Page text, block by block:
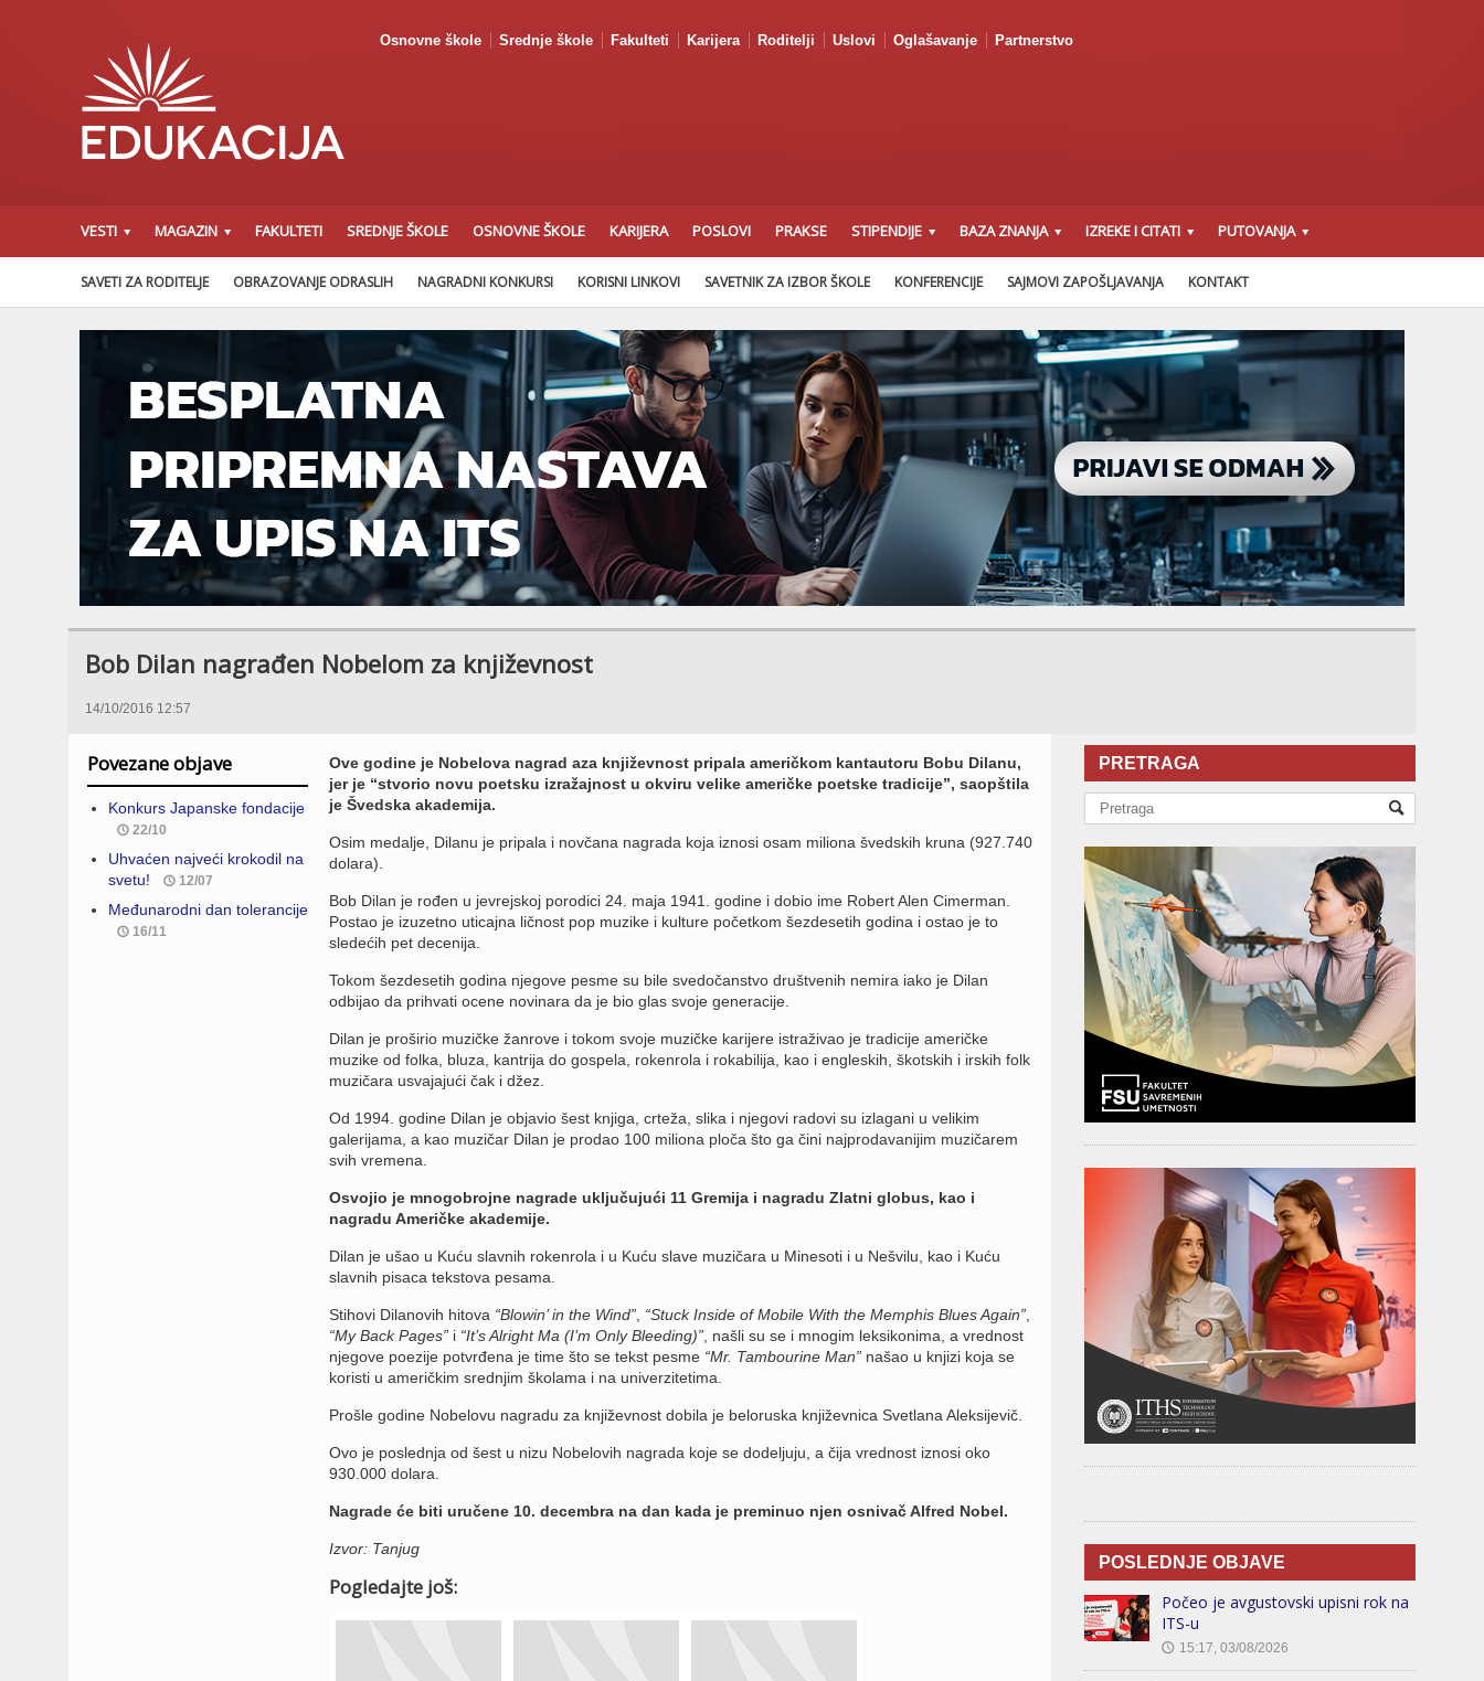
Osnovne škole Srednje škole Fakulteti Karijera Roditelji Uslovi Oglašavanje Partnerstvo
VESTI MAGAZIN FAKULTETI SREDNJE ŠKOLE OSNOVNE ŠKOLE KARIJERA POSLOVI PRAKSE STIPENDIJE BAZA ZNANJA IZREKE I CITATI PUTOVANJA
SAVETI ZA RODITELJE OBRAZOVANJE ODRASLIH NAGRADNI KONKURSI KORISNI LINKOVI SAVETNIK ZA IZBOR ŠKOLE KONFERENCIJE SAJMOVI ZAPOŠLJAVANJA KONTAKT
Bob Dilan nagrađen Nobelom za književnost
14/10/2016 12:57
Povezane objave
Konkurs Japanske fondacije
22/10
Uhvaćen najveći krokodil na
svetu!
12/07
Međunarodni dan tolerancije
16/11
Ove godine je Nobelova nagrad aza književnost pripala američkom kantautoru Bobu Dilanu,
jer je “stvorio novu poetsku izražajnost u okviru velike američke poetske tradicije”, saopštila
je Švedska akademija.
Osim medalje, Dilanu je pripala i novčana nagrada koja iznosi osam miliona švedskih kruna (927.740
dolara).
Bob Dilan je rođen u jevrejskoj porodici 24. maja 1941. godine i dobio ime Robert Alen Cimerman.
Postao je izuzetno uticajna ličnost pop muzike i kulture početkom šezdesetih godina i ostao je to
sledećih pet decenija.
Tokom šezdesetih godina njegove pesme su bile svedočanstvo društvenih nemira iako je Dilan
odbijao da prihvati ocene novinara da je bio glas svoje generacije.
Dilan je proširio muzičke žanrove i tokom svoje muzičke karijere istraživao je tradicije američke
muzike od folka, bluza, kantrija do gospela, rokenrola i rokabilija, kao i engleskih, škotskih i irskih folk
muzičara usvajajući čak i džez.
Od 1994. godine Dilan je objavio šest knjiga, crteža, slika i njegovi radovi su izlagani u velikim
galerijama, a kao muzičar Dilan je prodao 100 miliona ploča što ga čini najprodavanijim muzičarem
svih vremena.
Osvojio je mnogobrojne nagrade uključujući 11 Gremija i nagradu Zlatni globus, kao i
nagradu Američke akademije.
Dilan je ušao u Kuću slavnih rokenrola i u Kuću slave muzičara u Minesoti i u Nešvilu, kao i Kuću
slavnih pisaca tekstova pesama.
Stihovi Dilanovih hitova “Blowin’ in the Wind”, “Stuck Inside of Mobile With the Memphis Blues Again”,
“My Back Pages”i “It’s Alright Ma (I’m Only Bleeding)”, našli su se i mnogim leksikonima, a vrednost
njegove poezije potvrđena je time što se tekst pesme “Mr. Tambourine Man”našao u knjizi koja se
koristi u američkim srednjim školama i na univerzitetima.
Prošle godine Nobelovu nagradu za književnost dobila je beloruska književnica Svetlana Aleksijevič.
Ovo je poslednja od šest u nizu Nobelovih nagrada koje se dodeljuju, a čija vrednost iznosi oko
930.000 dolara.
Nagrade će biti uručene 10. decembra na dan kada je preminuo njen osnivač Alfred Nobel.
Izvor: Tanjug
Pogledajte još:
PRETRAGA
POSLEDNJE OBJAVE
Počeo je avgustovski upisni rok na
ITS-u
🕔 15:17, 03/08/2026